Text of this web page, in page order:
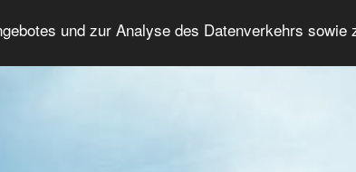
und zur Analyse des Datenverkehrs sowie
Suche Anmelden